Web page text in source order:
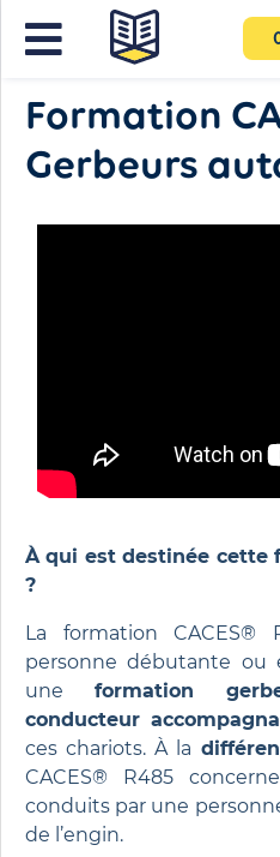
NOS FORMATIONS
Formation
Gerbeurs
À qui est destinée cette
?
La formation CACES®
personne débutante ou
une formation
conducteur
ces chariots. À la
CACES® R485
conduits par une
de l’engin.